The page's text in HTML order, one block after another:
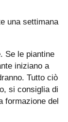
una settimana
Se le piantine
iniziano a
Tutto ciò
si consiglia di
formazione del